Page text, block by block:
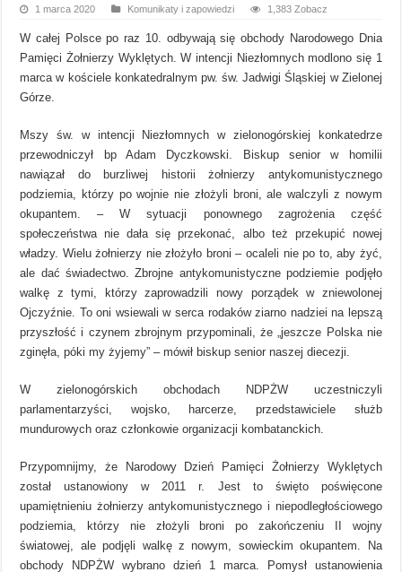
1 marca 2020 Komunikaty i zapowiedzi 1,383 Zobacz
W całej Polsce po raz 10. odbywają się obchody Narodowego Dnia
Pamięci Żołnierzy Wyklętych. W intencji Niezłomnych modlono się 1
marca w kościele konkatedralnym pw. św. Jadwigi Śląskiej w Zielonej
Górze.
Mszy św. w intencji Niezłomnych w zielonogórskiej konkatedrze
przewodniczył bp Adam Dyczkowski. Biskup senior w homilii
nawiązał do burzliwej historii żołnierzy antykomunistycznego
podziemia, którzy po wojnie nie złożyli broni, ale walczyli z nowym
okupantem. – W sytuacji ponownego zagrożenia część
społeczeństwa nie dała się przekonać, albo też przekupić nowej
władzy. Wielu żołnierzy nie złożyło broni – ocaleli nie po to, aby żyć,
ale dać świadectwo. Zbrojne antykomunistyczne podziemie podjęło
walkę z tymi, którzy zaprowadzili nowy porządek w zniewolonej
Ojczyźnie. To oni wsiewali w serca rodaków ziarno nadziei na lepszą
przyszłość i czynem zbrojnym przypominali, że „jeszcze Polska nie
zginęła, póki my żyjemy” – mówił biskup senior naszej diecezji.
W zielonogórskich obchodach NDPŻW uczestniczyli
parlamentarzyści, wojsko, harcerze, przedstawiciele służb
mundurowych oraz członkowie organizacji kombatanckich.
Przypomnijmy, że Narodowy Dzień Pamięci Żołnierzy Wyklętych
został ustanowiony w 2011 r. Jest to święto poświęcone
upamiętnieniu żołnierzy antykomunistycznego i niepodległościowego
podziemia, którzy nie złożyli broni po zakończeniu II wojny
światowej, ale podjęli walkę z nowym, sowieckim okupantem. Na
obchody NDPŻW wybrano dzień 1 marca. Pomysł ustanowienia